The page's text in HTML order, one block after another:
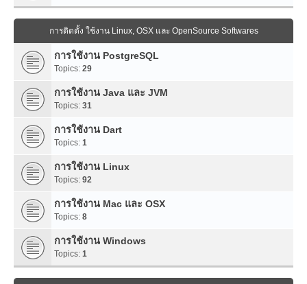
การติดตั้ง ใช้งาน Linux, OSX และ OpenSource Softwares
การใช้งาน PostgreSQL
Topics: 29
การใช้งาน Java และ JVM
Topics: 31
การใช้งาน Dart
Topics: 1
การใช้งาน Linux
Topics: 92
การใช้งาน Mac และ OSX
Topics: 8
การใช้งาน Windows
Topics: 1